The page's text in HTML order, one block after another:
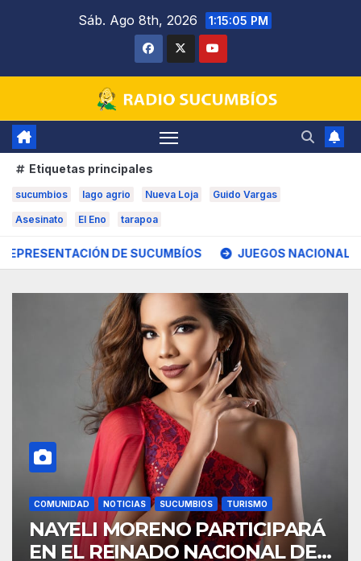
Sáb. Ago 8th, 2026 1:15:06 PM
Etiquetas principales
sucumbios lago agrio Nueva Loja Guido Vargas
Asesinato El Eno tarapoa
DE SUCUMBÍOS JUEGOS NACIONALES
COMUNIDAD NOTICIAS SUCUMBIOS TURISMO
NAYELI MORENO PARTICIPARÁ
EN EL REINADO NACIONAL DEL